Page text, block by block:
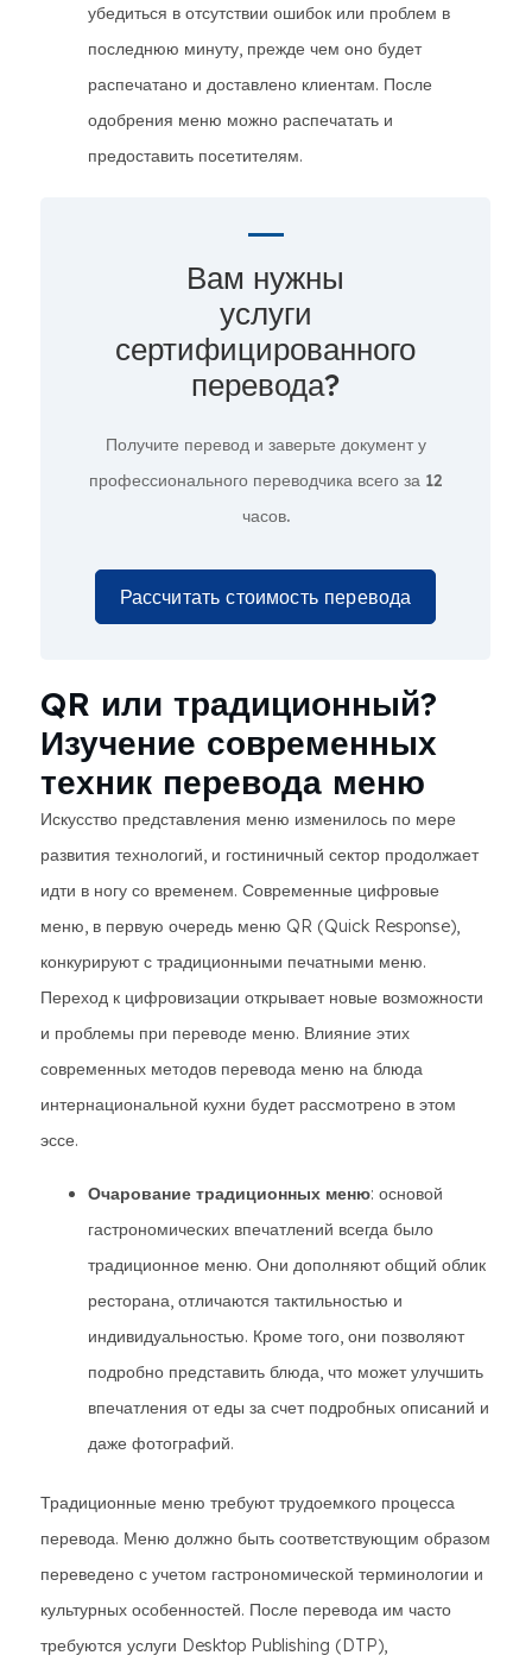
убедиться в отсутствии ошибок или проблем в
последнюю минуту, прежде чем оно будет
распечатано и доставлено клиентам. После
одобрения меню можно распечатать и
предоставить посетителям.
Вам нужны
услуги
сертифицированного
перевода?
Получите перевод и заверьте документ у
профессионального переводчика всего за 12
часов.
Рассчитать стоимость перевода
QR или традиционный?
Изучение современных
техник перевода меню
Искусство представления меню изменилось по мере
развития технологий, и гостиничный сектор продолжает
идти в ногу со временем. Современные цифровые
меню, в первую очередь меню QR (Quick Response),
конкурируют с традиционными печатными меню.
Переход к цифровизации открывает новые возможности
и проблемы при переводе меню. Влияние этих
современных методов перевода меню на блюда
интернациональной кухни будет рассмотрено в этом
эссе.
Очарование традиционных меню: основой
гастрономических впечатлений всегда было
традиционное меню. Они дополняют общий облик
ресторана, отличаются тактильностью и
индивидуальностью. Кроме того, они позволяют
подробно представить блюда, что может улучшить
впечатления от еды за счет подробных описаний и
даже фотографий.
Традиционные меню требуют трудоемкого процесса
перевода. Меню должно быть соответствующим образом
переведено с учетом гастрономической терминологии и
культурных особенностей. После перевода им часто
требуются услуги Desktop Publishing (DTP),